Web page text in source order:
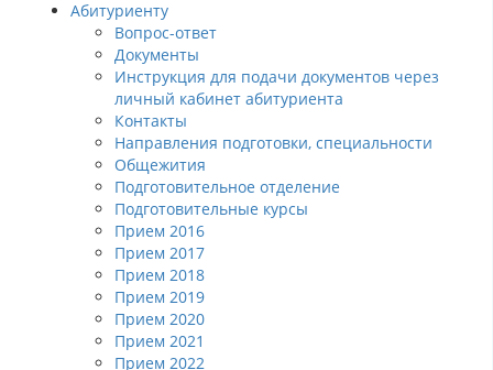
Абитуриенту
Вопрос-ответ
Документы
Инструкция для подачи документов через
личный кабинет абитуриента
Контакты
Направления подготовки, специальности
Общежития
Подготовительное отделение
Подготовительные курсы
Прием 2016
Прием 2017
Прием 2018
Прием 2019
Прием 2020
Прием 2021
Прием 2022